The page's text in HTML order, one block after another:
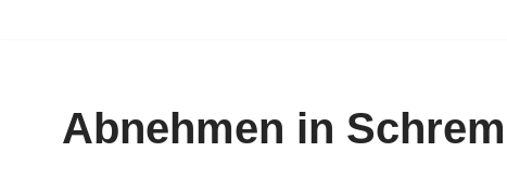
springenAbnehmen in